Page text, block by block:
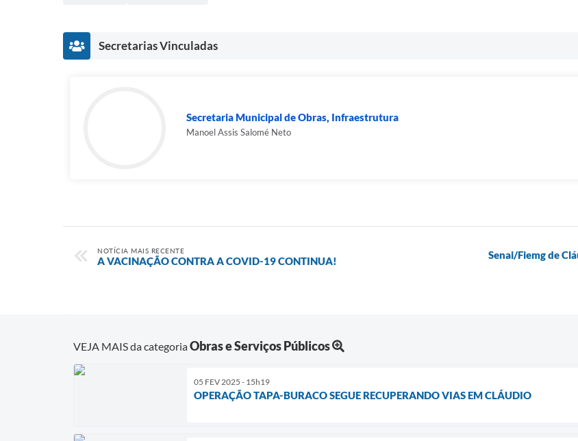
Secretarias Vinculadas
Secretaria Municipal de Obras, Infraestrutura
Manoel Assis Salomé Neto
NOTÍCIA MAIS RECENTE
A VACINAÇÃO CONTRA A COVID-19 CONTINUA!
Senai/Fiemg de
VEJA MAIS da categoriaObras e Serviços Públicos
05 FEV 2025 - 15h19
OPERAÇÃO TAPA-BURACO SEGUE RECUPERANDO VIAS EM CLÁUDIO